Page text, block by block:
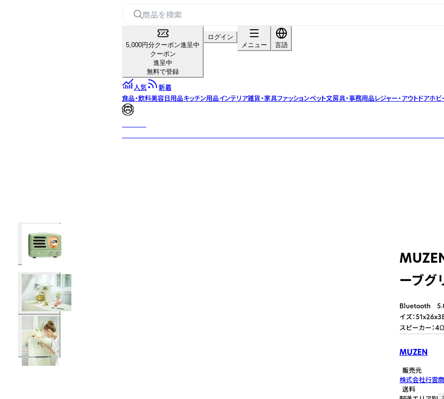
5,000円分クーポン進呈中
クーポン
進呈中
無料で登録
ログイン
メニュー
言語
人気
新着
食品・飲料美容日用品キッチン用品インテリア雑貨・家具ファッションペット文房具・事務用品レジャー・アウトドアホビ
ーブグ
Bluetooth 5.0
イズ：
スピーカー：
MUZEN
販売元
株式会社行雲
送料